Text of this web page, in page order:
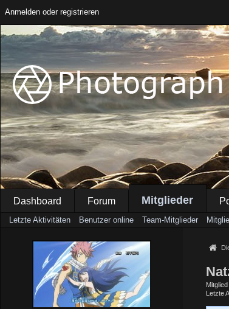
Anmelden oder registrieren
Dashboard Forum Mitglieder
Letzte Aktivitäten Benutzer online Team-Mitglieder
Letzte